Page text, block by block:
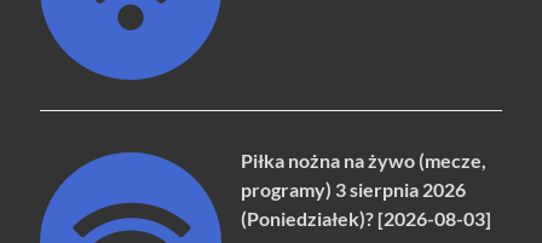
Piłka nożna na żywo (mecze,
programy) 3 sierpnia 2026
(Poniedziałek)? [2026-08-03]